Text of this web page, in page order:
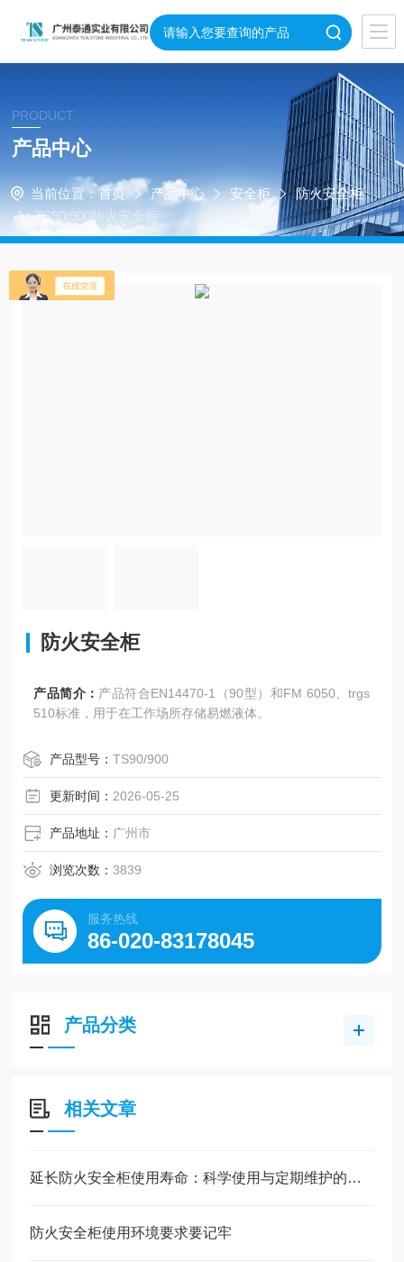
PRODUCT
产品中心
当前位置： 首页 产品中心 安全柜
防火安全柜
TS90/900防火安全柜
防火安全柜
产品简介： 产品符合EN14470-1（90型）和FM 6050、trgs
510标准，用于在工作场所存储易燃液体。
产品型号：TS90/900
更新时间： 2026-05-25
产品地址： 广州市
浏览次数：3839
服务热线
86-020-83178045
产品分类
相关文章
延长防火安全柜使用寿命：科学使用与定期维护的实用方法
防火安全柜使用环境要求要记牢